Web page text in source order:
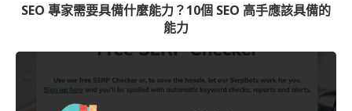
SEO 專家需要具備什麼能力？10個 SEO 高手應該具備的
能力